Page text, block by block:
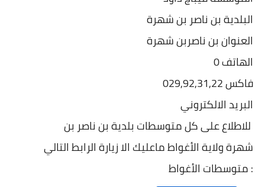
البلدية بن ناصر بن شهرة
العنوان بن ناصربن شهرة
الهاتف 0
فاكس 029,92,31,22
البريد الالكتروني
للاطلاع على كل متوسطات بلدية بن ناصر بن
شهرة ولاية الأغواط ماعليك الا زيارة الرابط التالي
: متوسطات الأغواط